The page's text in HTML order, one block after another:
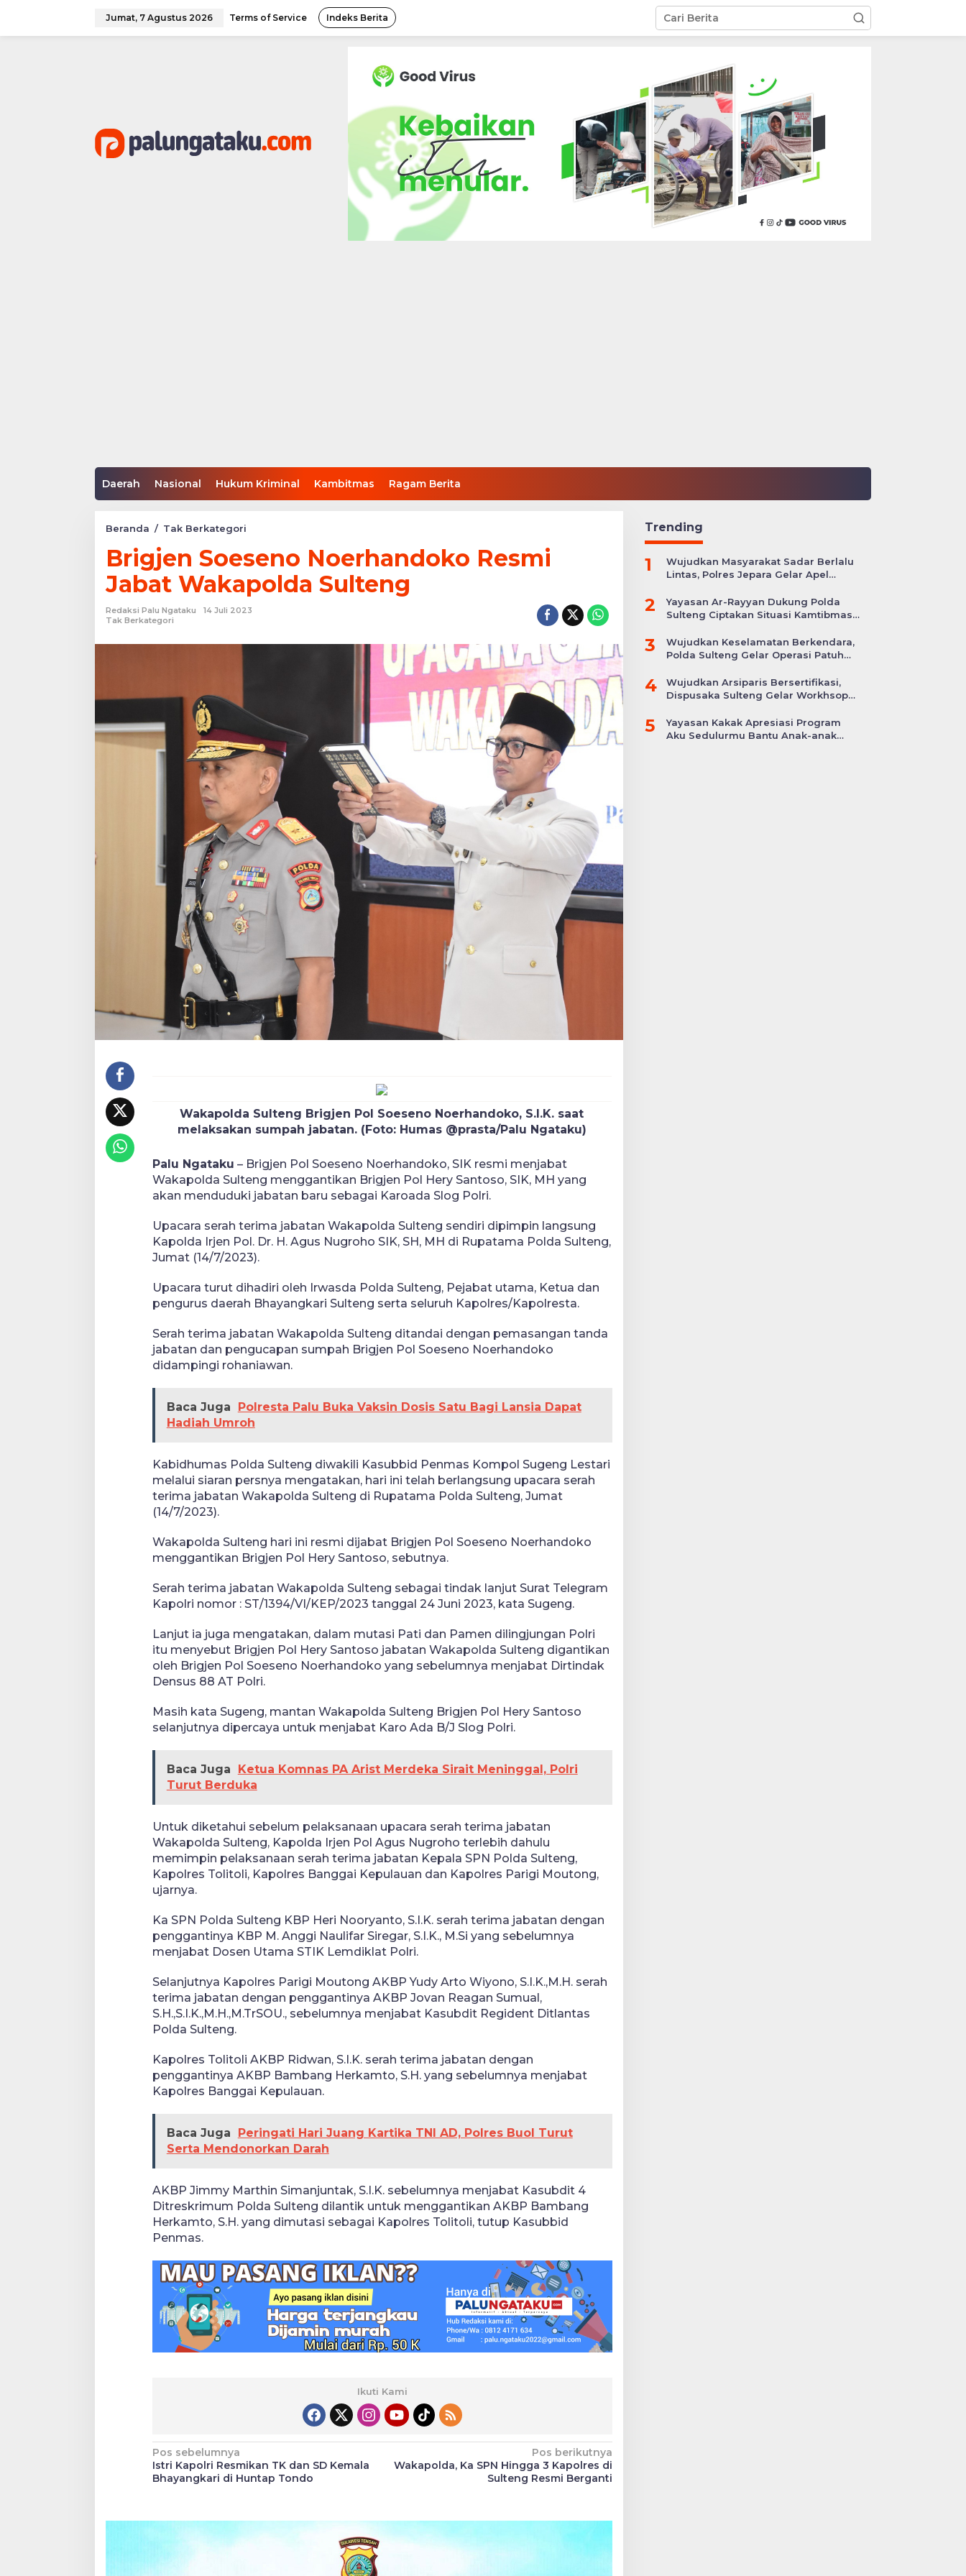
Jumat, 7 Agustus 2026 Terms of Service Indeks Berita
Daerah Nasional Hukum Kriminal Kambitmas Ragam Berita
Beranda / Tak Berkategori
Noerhandoko
Resmi
Jabat
Wakapolda
Sulteng
Brigjen Soeseno Noerhandoko Resmi
Jabat Wakapolda Sulteng
Redaksi Palu Ngataku
14 Juli 2023
Tak Berkategori
Wakapolda Sulteng Brigjen Pol Soeseno Noerhandoko, S.I.K. saat
melaksakan sumpah jabatan. (Foto: Humas @prasta/Palu Ngataku)
Palu Ngataku – Brigjen Pol Soeseno Noerhandoko, SIK resmi menjabat
Wakapolda Sulteng menggantikan Brigjen Pol Hery Santoso, SIK, MH yang
akan menduduki jabatan baru sebagai Karoada Slog Polri.
Upacara serah terima jabatan Wakapolda Sulteng sendiri dipimpin langsung
Kapolda Irjen Pol. Dr. H. Agus Nugroho SIK, SH, MH di Rupatama Polda Sulteng,
Jumat (14/7/2023).
Upacara turut dihadiri oleh Irwasda Polda Sulteng, Pejabat utama, Ketua dan
pengurus daerah Bhayangkari Sulteng serta seluruh Kapolres/Kapolresta.
Serah terima jabatan Wakapolda Sulteng ditandai dengan pemasangan tanda
jabatan dan pengucapan sumpah Brigjen Pol Soeseno Noerhandoko
didampingi rohaniawan.
Baca Juga
Polresta Palu Buka Vaksin Dosis Satu Bagi Lansia Dapat
Hadiah Umroh
Kabidhumas Polda Sulteng diwakili Kasubbid Penmas Kompol Sugeng Lestari
melalui siaran persnya mengatakan, hari ini telah berlangsung upacara serah
terima jabatan Wakapolda Sulteng di Rupatama Polda Sulteng, Jumat
(14/7/2023).
Wakapolda Sulteng hari ini resmi dijabat Brigjen Pol Soeseno Noerhandoko
menggantikan Brigjen Pol Hery Santoso, sebutnya.
Serah terima jabatan Wakapolda Sulteng sebagai tindak lanjut Surat Telegram
Kapolri nomor : ST/1394/VI/KEP/2023 tanggal 24 Juni 2023, kata Sugeng.
Lanjut ia juga mengatakan, dalam mutasi Pati dan Pamen dilingjungan Polri
itu menyebut Brigjen Pol Hery Santoso jabatan Wakapolda Sulteng digantikan
oleh Brigjen Pol Soeseno Noerhandoko yang sebelumnya menjabat Dirtindak
Densus 88 AT Polri.
Masih kata Sugeng, mantan Wakapolda Sulteng Brigjen Pol Hery Santoso
selanjutnya dipercaya untuk menjabat Karo Ada B/J Slog Polri.
Baca Juga
Ketua Komnas PA Arist Merdeka Sirait Meninggal, Polri
Turut Berduka
Untuk diketahui sebelum pelaksanaan upacara serah terima jabatan
Wakapolda Sulteng, Kapolda Irjen Pol Agus Nugroho terlebih dahulu
memimpin pelaksanaan serah terima jabatan Kepala SPN Polda Sulteng,
Kapolres Tolitoli, Kapolres Banggai Kepulauan dan Kapolres Parigi Moutong,
ujarnya.
Ka SPN Polda Sulteng KBP Heri Nooryanto, S.I.K. serah terima jabatan dengan
penggantinya KBP M. Anggi Naulifar Siregar, S.I.K., M.Si yang sebelumnya
menjabat Dosen Utama STIK Lemdiklat Polri.
Selanjutnya Kapolres Parigi Moutong AKBP Yudy Arto Wiyono, S.I.K.,M.H. serah
terima jabatan dengan penggantinya AKBP Jovan Reagan Sumual,
S.H.,S.I.K.,M.H.,M.TrSOU., sebelumnya menjabat Kasubdit Regident Ditlantas
Polda Sulteng.
Kapolres Tolitoli AKBP Ridwan, S.I.K. serah terima jabatan dengan
penggantinya AKBP Bambang Herkamto, S.H. yang sebelumnya menjabat
Kapolres Banggai Kepulauan.
Baca Juga
Peringati Hari Juang Kartika TNI AD, Polres Buol Turut
Serta Mendonorkan Darah
AKBP Jimmy Marthin Simanjuntak, S.I.K. sebelumnya menjabat Kasubdit 4
Ditreskrimum Polda Sulteng dilantik untuk menggantikan AKBP Bambang
Herkamto, S.H. yang dimutasi sebagai Kapolres Tolitoli, tutup Kasubbid
Penmas.
Ikuti Kami
Navigasi
pos
Pos sebelumnya
Istri Kapolri Resmikan TK dan SD Kemala
Bhayangkari di Huntap Tondo
Pos berikutnya
Wakapolda, Ka SPN Hingga 3 Kapolres di
Sulteng Resmi Berganti
Trending
1
Wujudkan Masyarakat Sadar Berlalu
Lintas, Polres Jepara Gelar Apel
2
Yayasan Ar-Rayyan Dukung Polda
Sulteng Ciptakan Situasi Kamtibmas
3
Wujudkan Keselamatan Berkendara,
Polda Sulteng Gelar Operasi Patuh
4
Wujudkan Arsiparis Bersertifikasi,
Dispusaka Sulteng Gelar Workhsop
5
Yayasan Kakak Apresiasi Program
Aku Sedulurmu Bantu Anak-anak